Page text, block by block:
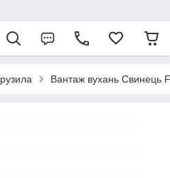
Вантаж вухань Свинець